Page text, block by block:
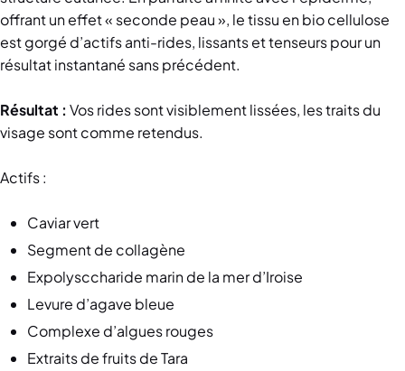
offrant un effet « seconde peau », le tissu en bio cellulose
est gorgé d’actifs anti-rides, lissants et tenseurs pour un
résultat instantané sans précédent.
Résultat : Vos rides sont visiblement lissées, les traits du
visage sont comme retendus.
Actifs :
Caviar vert
Segment de collagène
Expolysccharide marin de la mer d’Iroise
Levure d’agave bleue
Complexe d’algues rouges
Extraits de fruits de Tara